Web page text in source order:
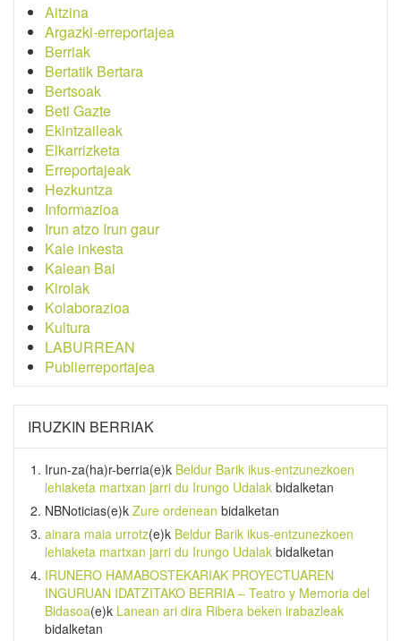
Aitzina
Argazki-erreportajea
Berriak
Bertatik Bertara
Bertsoak
Beti Gazte
Ekintzaileak
Elkarrizketa
Erreportajeak
Hezkuntza
Informazioa
Irun atzo Irun gaur
Kale inkesta
Kalean Bai
Kirolak
Kolaborazioa
Kultura
LABURREAN
Publierreportajea
IRUZKIN BERRIAK
Irun-za(ha)r-berria(e)k Beldur Barik ikus-entzunezkoen
lehiaketa martxan jarri du Irungo Udalak bidalketan
NBNoticias(e)k Zure ordenean bidalketan
ainara maia urrotz(e)k Beldur Barik ikus-entzunezkoen
lehiaketa martxan jarri du Irungo Udalak bidalketan
IRUNERO HAMABOSTEKARIAK PROYECTUAREN
INGURUAN IDATZITAKO BERRIA – Teatro y Memoria del
Bidasoa(e)k Lanean ari dira Ribera beken irabazleak
bidalketan